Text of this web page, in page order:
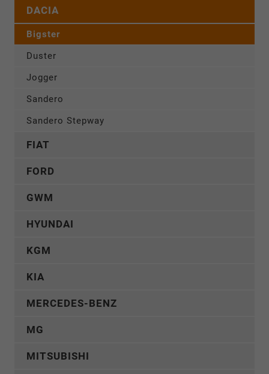
DACIA
Bigster
Duster
Jogger
Sandero
Sandero Stepway
FIAT
FORD
GWM
HYUNDAI
KGM
KIA
MERCEDES-BENZ
MG
MITSUBISHI